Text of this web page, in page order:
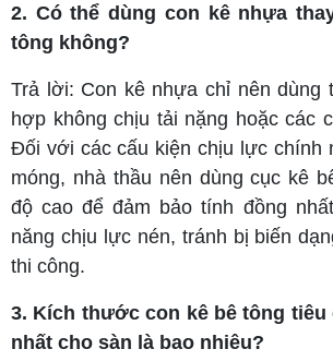
2. Có thể dùng con kê nhựa
tông không?
Trả lời: Con kê nhựa chỉ nên dùng
hợp không chịu tải nặng hoặc các
Đối với các cấu kiện chịu lực chính
móng, nhà thầu nên dùng cục kê
độ cao để đảm bảo tính đồng
năng chịu lực nén, tránh bị biến
thi công.
3. Kích thước con kê bê tông tiêu
nhất cho sàn là bao nhiêu?